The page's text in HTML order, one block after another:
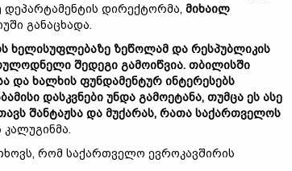
დეპარტამენტის დირექტორმა, მიხაილ
განაცხადა.
ხელისუფლებაზე ზეწოლამ და რესპუბლიკის
შედეგი გამოიწვია. თბილისში
და ხალხის ფუნდამენტურ ინტერესებს
დასკვნები უნდა გამოეტანა, თუმცა ეს ასე
შანტაჟსა და მუქარას, რათა საქართველოს
კალუგინმა.
რომ საქართველო ევროკავშირის